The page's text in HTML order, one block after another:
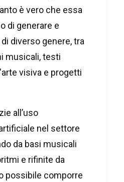
è vero che essa
di generare e
diverso genere, tra
musicali, testi
visiva e progetti
all’uso
nel settore
da basi musicali
e rifinite da
possibile comporre